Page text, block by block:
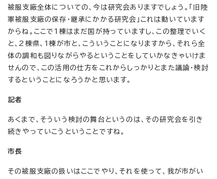
被服支廠全体についての、今は研究会ありますでしょう。「旧陸
軍被服支廠の保存・継承にかかる研究会」これは動いています
からね。ここで1棟はまだ国が持っていますし、この整理でいく
と、2棟県、1棟が市と、こういうことになりますから、それら全
体の調和も図りながらやるということをしていかなきゃいけま
せんので、この活用の仕方をこれからしっかりとまた議論・検討
するということになろうかと思います。
記者
あくまで、そういう検討の舞台というのは、その研究会を引き
続きやっていこうということですね。
市長
その被服支廠の扱いはここでやり、それを使って、我が市がい